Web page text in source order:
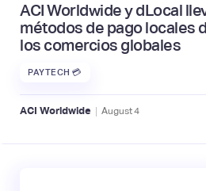
ACI Worldwide y dLocal
métodos de pago locales
los comercios globales
PAYTECH 💳
ACI Worldwide | August4